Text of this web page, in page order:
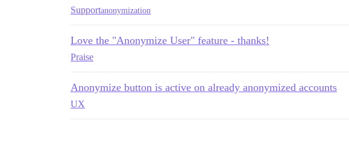
Supportanonymization
Love the "Anonymize User" feature - thanks!
Praise
Anonymize button is active on already anonymized accounts
UX